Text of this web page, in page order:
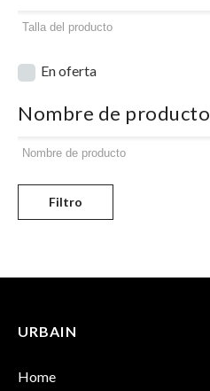
En oferta
Nombre de producto
Filtro
URBAIN
Home